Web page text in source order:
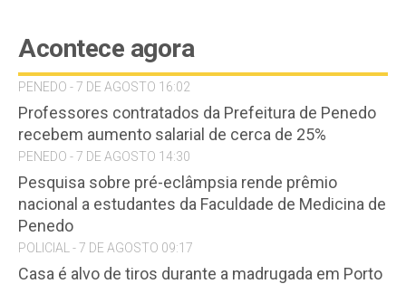
Acontece agora
PENEDO - 7 DE AGOSTO 16:02
Professores contratados da Prefeitura de Penedo
recebem aumento salarial de cerca de 25%
PENEDO - 7 DE AGOSTO 14:30
Pesquisa sobre pré-eclâmpsia rende prêmio
nacional a estudantes da Faculdade de Medicina de
Penedo
POLICIAL - 7 DE AGOSTO 09:17
Casa é alvo de tiros durante a madrugada em Porto